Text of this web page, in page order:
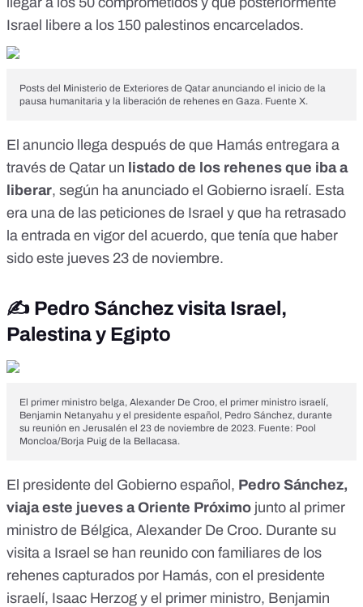
Israel libere a los 150 palestinos encarcelados.
Posts del Ministerio de Exteriores de Qatar anunciando el inicio de la
pausa humanitaria y la liberación de rehenes en Gaza. Fuente X.
El anuncio llega después de que Hamás entregara a
través de Qatar un listado de los rehenes que iba a
liberar, según ha anunciado el Gobierno israelí. Esta
era una de las peticiones de Israel y que ha retrasado
la entrada en vigor del acuerdo, que tenía que haber
sido este jueves 23 de noviembre.
✍️ Pedro Sánchez visita Israel,
Palestina y Egipto
El primer ministro belga, Alexander De Croo, el primer ministro israelí,
Benjamin Netanyahu y el presidente español, Pedro Sánchez, durante
su reunión en Jerusalén el 23 de noviembre de 2023. Fuente: Pool
Moncloa/Borja Puig de la Bellacasa.
El presidente del Gobierno español, Pedro Sánchez,
viaja este jueves a Oriente Próximo junto al primer
ministro de Bélgica, Alexander De Croo. Durante su
visita a Israel se han reunido con familiares de los
rehenes capturados por Hamás, con el presidente
israelí, Isaac Herzog y el primer ministro, Benjamin